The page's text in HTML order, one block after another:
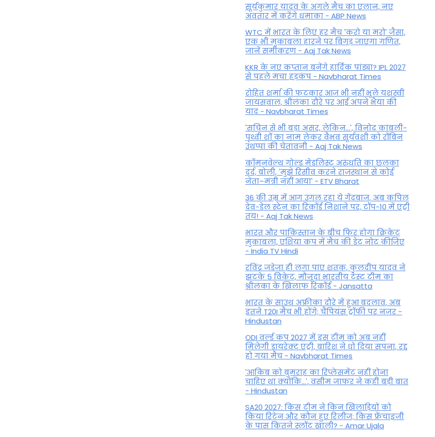
सूर्यकुमार यादव के अगले मैच का एलान, नए
अवतार में करेंगे धमाका - ABP News
WTC में भारत के लिए हर मैच 'करो या मरो' जैसा,
एक भी मुकाबला हारने पर बिगड़ जाएगा गण‍ित,
जानें समीकरण - Aaj Tak News
KKR के नए कप्तान बनेंगे हार्दिक पांड्या? IPL 2027
से पहले मचा हड़कंप - Navbharat Times
रोहित शर्मा की फटकार आज भी नहीं भूले यशस्वी
जायसवाल, श्रीलंका दौरे पर आई अपने भैया की
याद - Navbharat Times
'सचिन से भी बड़ा असर, लेकिन...', व‍िनोद कांबली-
पृथ्वी शॉ का नाम लेकर वैभव सूर्यवंशी को रॉबिन
उथप्पा की चेतावनी - Aaj Tak News
कॉमनवेल्थ गोल्ड मे​डलिस्ट अरुंधति का छलका
दर्द, बोली, 'मुझे रिसीव करने राजस्थान से कोई
नेता–मंत्री नहीं आया' - ETV Bharat
36 की उम्र में आग उगल रहा ये गेंदबाज, अब कपिल
देव-डेल स्टेन का रिकॉर्ड निशाने पर, टॉप-10 में एंट्री
तय! - Aaj Tak News
भारत और पाकिस्तान के बीच फिर होगा क्रिकेट
मुकाबला, एशिया कप में मैच की डेट नोट कीजिए
- India TV Hindi
रविंद्र जडेजा ही लगा पाए शतक, कुलदीप यादव ने
झटके 5 विकेट, मौजूदा भारतीय टेस्ट टीम का
श्रीलंका के खिलाफ रिकॉर्ड - Jansatta
भारत के साउथ अफ्रीका दौरे में हुआ बदलाव, अब
इतने T20I मैच भी होंगे; चैंपियंस ट्रॉफी पर नजर -
Hindustan
ODI वर्ल्ड कप 2027 में इस टीम को अब नहीं
मिलेगी डायरेक्ट एंट्री, बारिश ने धो दिया सपना, रद्द
हो गया मैच - Navbharat Times
'आकिब को बुमराह का रिप्लेसमेंट नहीं होना
चाहिए था क्योंकि...', वसीम जाफर ने कही बड़ी बात
- Hindustan
SA20 2027: किस टीम ने किन खिलाड़ियों को
किया रिटेन और कौन हुए रिलीज; किस फ्रेंचाइजी
के पास कितने स्लॉट खाली? - Amar Ujala